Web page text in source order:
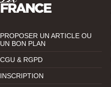
PROPOSER UN ARTICLE OU
UN BON PLAN
CGU & RGPD
INSCRIPTION